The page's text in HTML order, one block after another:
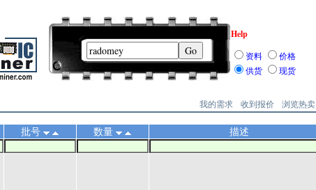
Help
资料
价格
供货
现货
我的需求 收到报价 浏览热卖
批号 数量 描述